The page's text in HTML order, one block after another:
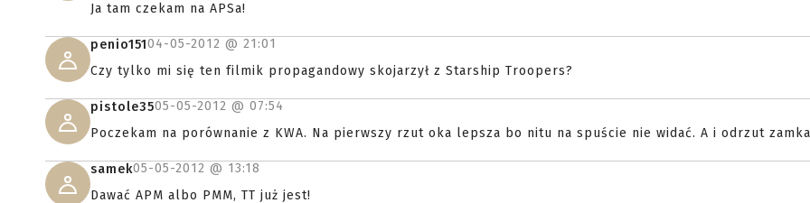
Ja tam czekam na APSa!
penio15104-05-2012 @ 21:01
Czy tylko mi się ten filmik propagandowy skojarzył z Starship Troopers?
pistole3505-05-2012 @ 07:54
Poczekam na porównanie z KWA. Na pierwszy rzut oka lepsza bo nitu na spuście nie widać. A i odrzut
samek05-05-2012 @ 13:18
Dawać APM albo PMM, TT już jest!